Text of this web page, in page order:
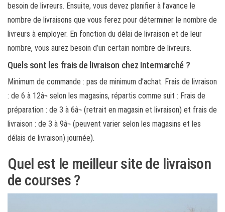
besoin de livreurs. Ensuite, vous devez planifier à l’avance le
nombre de livraisons que vous ferez pour déterminer le nombre de
livreurs à employer. En fonction du délai de livraison et de leur
nombre, vous aurez besoin d’un certain nombre de livreurs.
Quels sont les frais de livraison chez Intermarché ?
Minimum de commande : pas de minimum d’achat. Frais de livraison
: de 6 à 12â¬ selon les magasins, répartis comme suit : Frais de
préparation : de 3 à 6â¬ (retrait en magasin et livraison) et frais de
livraison : de 3 à 9â¬ (peuvent varier selon les magasins et les
délais de livraison) journée).
Quel est le meilleur site de livraison
de courses ?